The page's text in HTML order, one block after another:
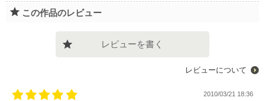
この作品のレビュー
レビューを書く
レビューについて
2010/03/21 18:36